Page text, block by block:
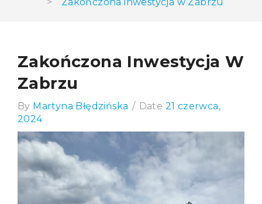
Zakończona Inwestycja W
Zabrzu
By Martyna Błędzińska / Date 21 czerwca,
2024